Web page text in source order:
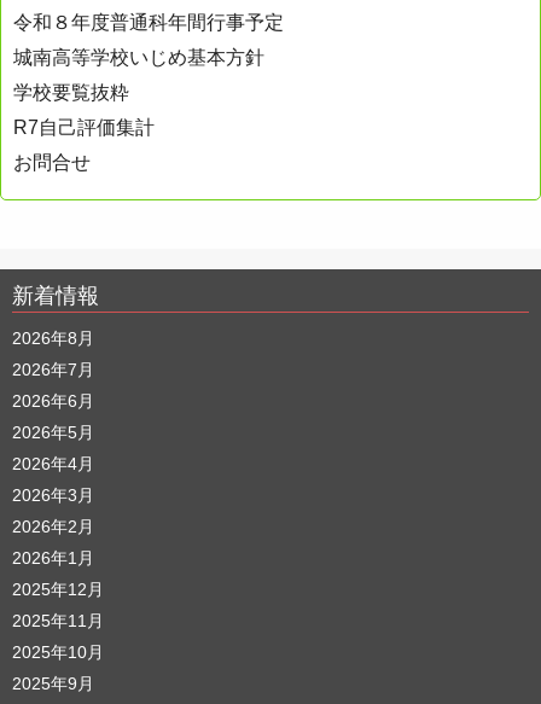
令和８年度普通科年間行事予定
城南高等学校いじめ基本方針
学校要覧抜粋
R7自己評価集計
お問合せ
新着情報
2026年8月
2026年7月
2026年6月
2026年5月
2026年4月
2026年3月
2026年2月
2026年1月
2025年12月
2025年11月
2025年10月
2025年9月